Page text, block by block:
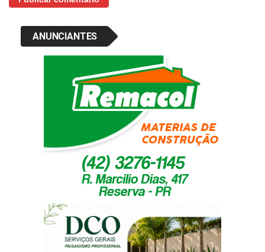
ANUNCIANTES